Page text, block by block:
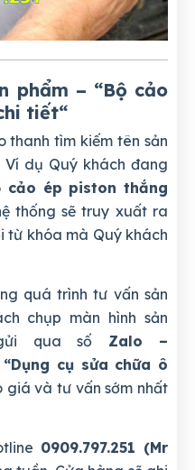
phẩm – “Bộ cảo
tiết“
tìm kiếm tên sản
Ví dụ Quý khách đang
cảo ép piston thắng
thống sẽ truy xuất ra
từ khóa mà Quý khách
quá trình tư vấn sản
chụp màn hình sản
qua số Zalo –
“Dụng cụ sửa chữa ô
giá và tư vấn sớm nhất
0909.797.251 (Mr